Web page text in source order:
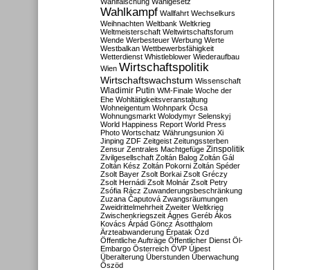
Wahlkampf Wallfahrt Wechselkurs
Weihnachten Weltbank Weltkrieg
Weltmeisterschaft Weltwirtschaftsforum
Wende Werbesteuer Werbung Werte
Westbalkan Wettbewerbsfähigkeit
Wetterdienst Whistleblower Wiederaufbau
Wien Wirtschaftspolitik
Wirtschaftswachstum Wissenschaft
Wladimir Putin WM-Finale Woche der
Ehe Wohltätigkeitsveranstaltung
Wohneigentum Wohnpark Ócsa
Wohnungsmarkt Wolodymyr Selenskyj
World Happiness Report World Press
Photo Wortschatz Währungsunion Xi
Jinping ZDF Zeitgeist Zeitungssterben
Zensur Zentrales Machtgefüge Zinspolitik
Zivilgesellschaft Zoltán Balog Zoltán Gál
Zoltán Kész Zoltán Pokorni Zoltán Spéder
Zsolt Bayer Zsolt Borkai Zsolt Gréczy
Zsolt Hernádi Zsolt Molnár Zsolt Petry
Zsófia Rácz Zuwanderungsbeschränkung
Zuzana Čaputová Zwangsräumungen
Zweidrittelmehrheit Zweiter Weltkrieg
Zwischenkriegszeit Ágnes Geréb Ákos
Kovács Árpád Göncz Ásotthalom
Ärzteabwanderung Érpatak Ózd
Öffentliche Aufträge Öffentlicher Dienst Öl-
Embargo Österreich ÖVP Újpest
Überalterung Überstunden Überwachung
Őszöd